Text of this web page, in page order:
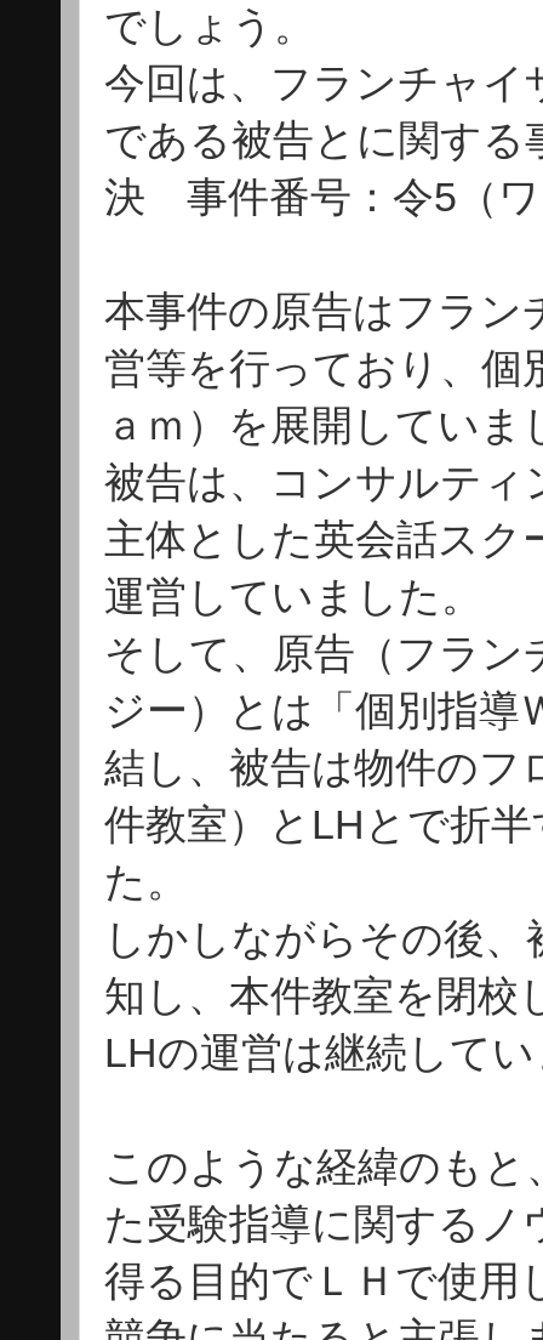
でしょう。
今回は、フランチャ
である被告とに関する
決 事件番号：令5（
本事件の原告はフラン
営等を行っており、個
ａｍ）を展開していま
被告は、コンサルティ
主体とした英会話スク
運営していました。
そして、原告（フラ
ジー）とは「個別指
結し、被告は物件のフ
件教室）とLHとで折
た。
しかしながらその後
知し、本件教室を閉校
LHの運営は継続して
このような経緯のも
た受験指導に関するノ
得る目的でＬＨで使用